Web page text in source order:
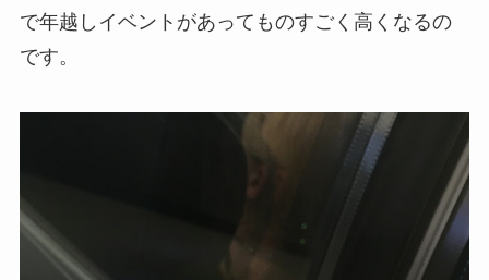
で年越しイベントがあってものすごく高くなるの
です。